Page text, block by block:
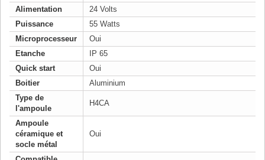
Alimentation
24 Volts
Puissance
55 Watts
Microprocesseur
Oui
Etanche
IP 65
Quick start
Oui
Boitier
Aluminium
Type de
l'ampoule
H4CA
Ampoule
céramique et
socle métal
Oui